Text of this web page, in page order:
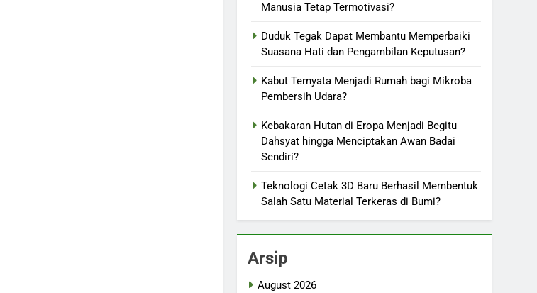
Manusia Tetap Termotivasi?
Duduk Tegak Dapat Membantu Memperbaiki
Suasana Hati dan Pengambilan Keputusan?
Kabut Ternyata Menjadi Rumah bagi Mikroba
Pembersih Udara?
Kebakaran Hutan di Eropa Menjadi Begitu
Dahsyat hingga Menciptakan Awan Badai
Sendiri?
Teknologi Cetak 3D Baru Berhasil Membentuk
Salah Satu Material Terkeras di Bumi?
Arsip
August 2026